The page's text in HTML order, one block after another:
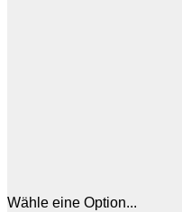
Wähle eine Option...